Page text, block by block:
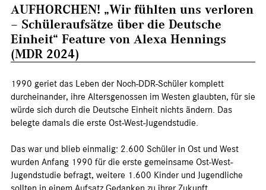
AUFHORCHEN! „Wir fühlten uns verloren
– Schüleraufsätze über die Deutsche
Einheit“ Feature von Alexa Hennings
(MDR 2024)
1990 geriet das Leben der Noch-DDR-Schüler komplett
durcheinander, ihre Altersgenossen im Westen glaubten, für sie
würde sich durch die Deutsche Einheit nichts ändern. Das
belegte damals die erste Ost-West-Jugendstudie.
Das war und blieb einmalig: 2.600 Schüler in Ost und West
wurden Anfang 1990 für die erste gemeinsame Ost-West-
Jugendstudie befragt, weitere 1.600 Kinder und Jugendliche